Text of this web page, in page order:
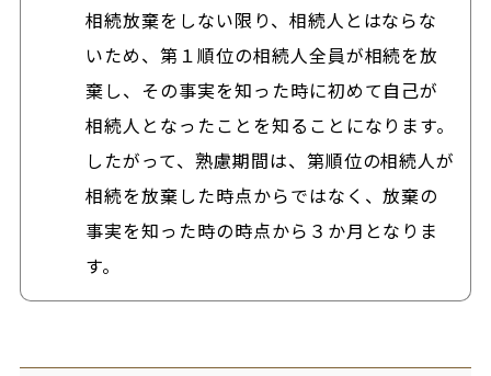
相続放棄をしない限り、相続人とはならな
いため、第１順位の相続人全員が相続を放
棄し、その事実を知った時に初めて自己が
相続人となったことを知ることになります。
したがって、熟慮期間は、第順位の相続人が
相続を放棄した時点からではなく、放棄の
事実を知った時の時点から３か月となりま
す。